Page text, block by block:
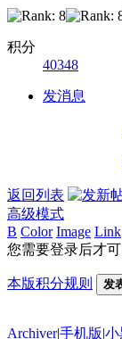
积分
40348
发消息
返回列表
高级模式
B Color Image Link
您需要登录后才
本版积分规则 发
Archiver|手机版|小